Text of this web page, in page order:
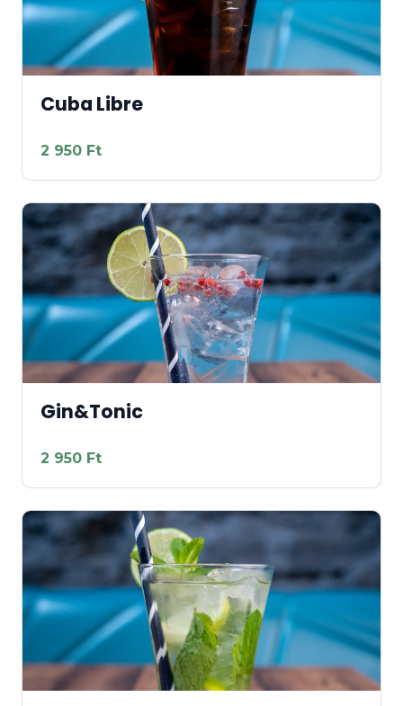
Cuba Libre
2 950 Ft
Gin&Tonic
2 950 Ft